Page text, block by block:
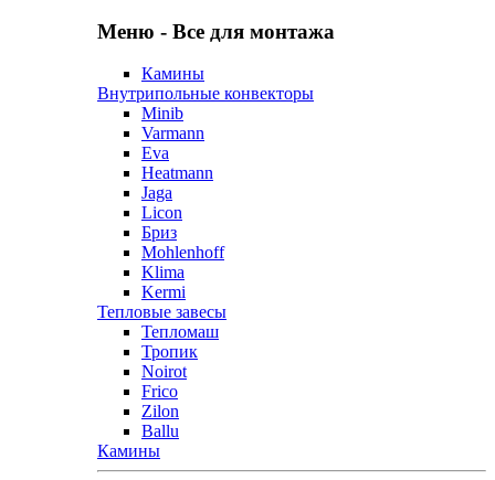
Меню - Все для монтажа
Камины
Внутрипольные конвекторы
Minib
Varmann
Eva
Heatmann
Jaga
Licon
Бриз
Mohlenhoff
Klima
Kermi
Тепловые завесы
Тепломаш
Тропик
Noirot
Frico
Zilon
Ballu
Камины